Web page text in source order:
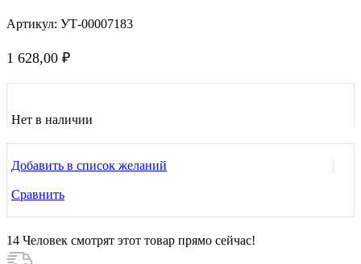
Артикул: УТ-00007183
1 628,00 ₽
Нет в наличии
Добавить в список желаний
Сравнить
14 Человек смотрят этот товар прямо сейчас!